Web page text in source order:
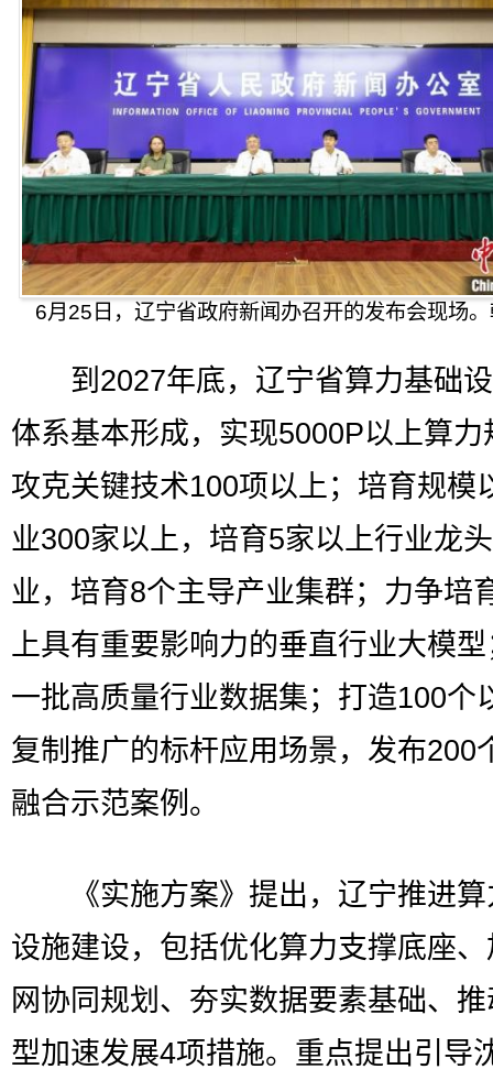
6月25日，辽宁省政府新闻办召开的发布会现场
到2027年底，辽宁省算力基础
体系基本形成，实现5000P以上算力
攻克关键技术100项以上；培育规模
业300家以上，培育5家以上行业龙
业，培育8个主导产业集群；力争培
上具有重要影响力的垂直行业大模
一批高质量行业数据集；打造100个
复制推广的标杆应用场景，发布200
融合示范案例。
《实施方案》提出，辽宁推进算
设施建设，包括优化算力支撑底座
网协同规划、夯实数据要素基础、
型加速发展4项措施。重点提出引导